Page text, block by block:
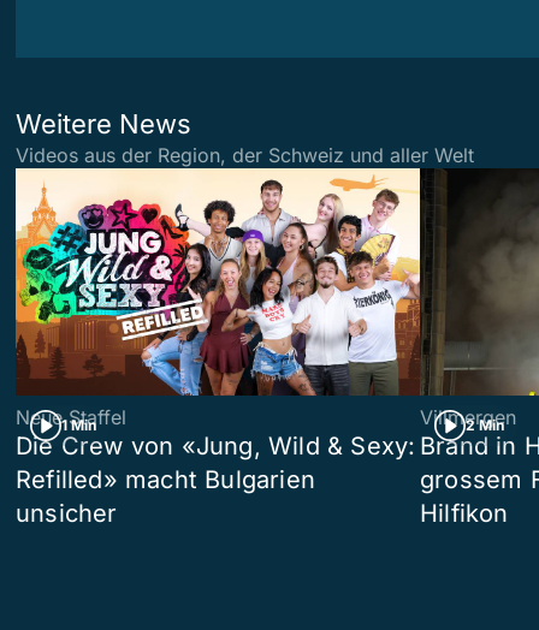
Weitere News
Videos aus der Region, der Schweiz und aller Welt
1 Min
Neue Staffel
Die Crew von «Jung, Wild & Sexy:
Refilled» macht Bulgarien
unsicher
2 Min
Villmergen
Brand in
grossem
Hilfikon